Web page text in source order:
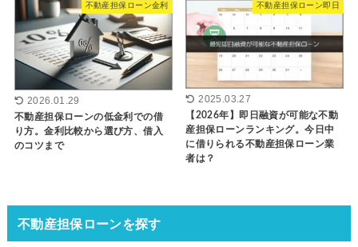
不動産担保ローン金利
2026.01.29
不動産担保ローンの低金利での借
り方。金利比較から選び方、借入
のコツまで
不動産担保ローン即日
2025.03.27
【2026年】即日融資が可能な不動
産担保ローンランキング。今日中
に借りられる不動産担保ローン業
者は？
不動産担保ローンを探す